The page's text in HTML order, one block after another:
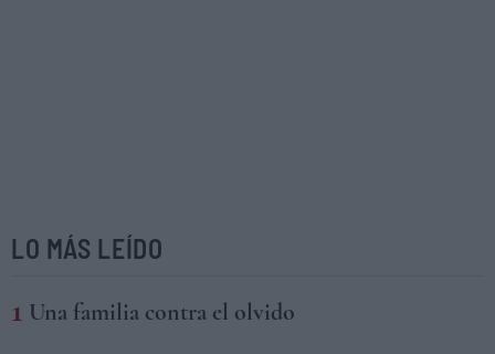
LO MÁS LEÍDO
Una familia contra el olvido